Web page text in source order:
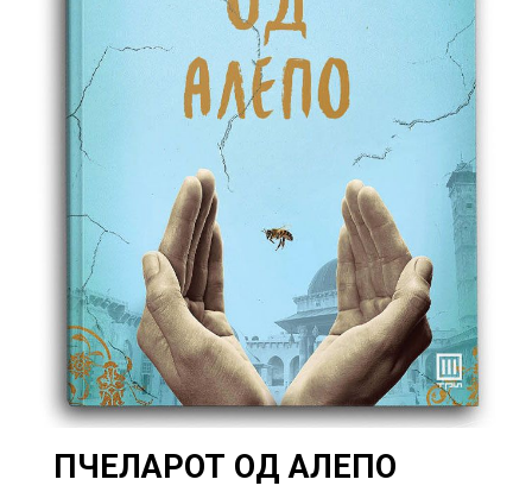
ПЧЕЛАРОТ ОД АЛЕПО